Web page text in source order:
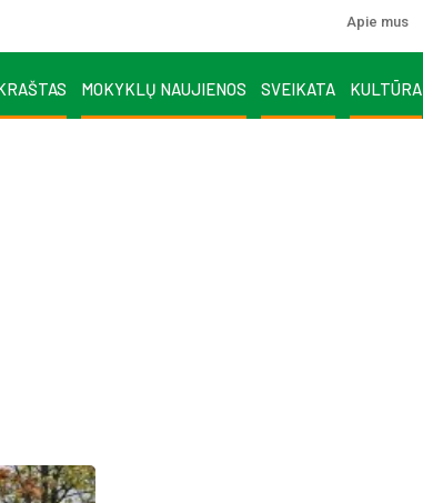
Apie mus
MOKYKLŲ NAUJIENOS SVEIKATA KULTŪRA